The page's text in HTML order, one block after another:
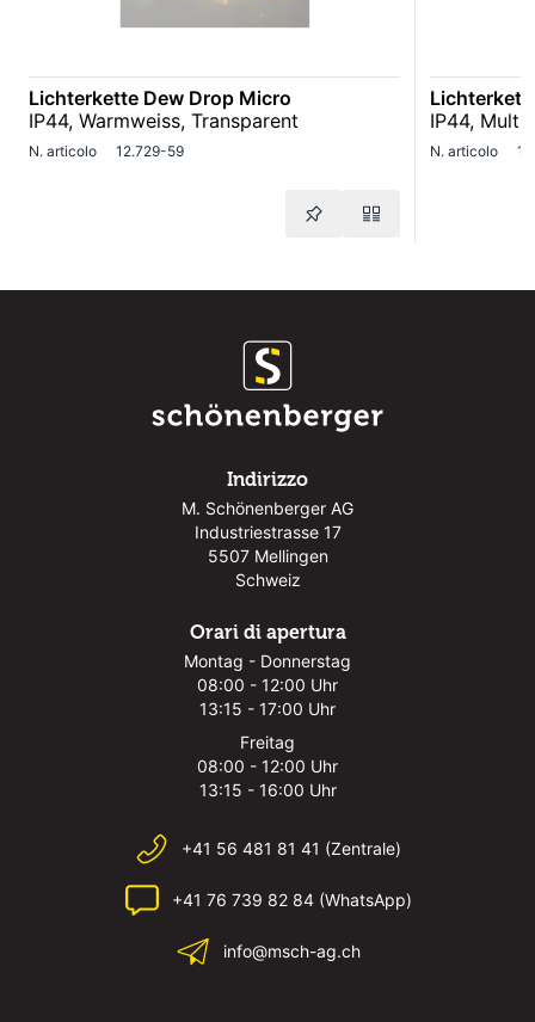
Lichterkette Dew Drop Micro
IP44, Warmweiss, Transparent
N. articolo 12.729-59
IP44,
N. articolo
Indirizzo
M. Schönenberger AG
Industriestrasse 17
5507 Mellingen
Schweiz
Orari di apertura
Montag - Donnerstag
08:00 - 12:00 Uhr
13:15 - 17:00 Uhr
Freitag
08:00 - 12:00 Uhr
13:15 - 16:00 Uhr
+41 56 481 81 41 (Zentrale)
+41 76 739 82 84 (WhatsApp)
info@msch-ag.ch